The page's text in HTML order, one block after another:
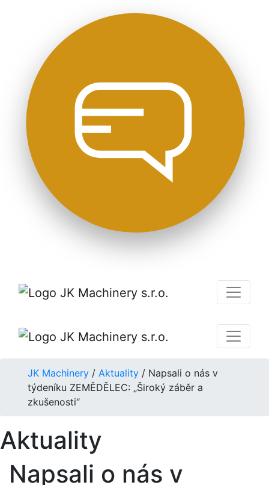
JK Machinery / Aktuality / Napsali o nás v
týdeníku ZEMĚDĚLEC: „Široký záběr a
zkušenosti“
Aktuality
Napsali o nás v